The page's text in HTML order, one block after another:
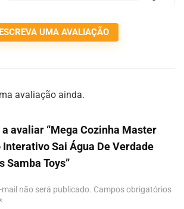
ESCREVA UMA AVALIAÇÃO
avaliação ainda.
avaliar “Mega Cozinha Master
Sai Água De Verdade
Samba Toys”
mail não será publicado. Campos obrigatórios